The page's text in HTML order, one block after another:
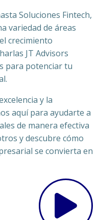
Soluciones Fintech,
variedad de áreas
crecimiento
JT Advisors
para potenciar tu
y la
aquí para ayudarte a
de manera efectiva
y descubre cómo
se convierta en